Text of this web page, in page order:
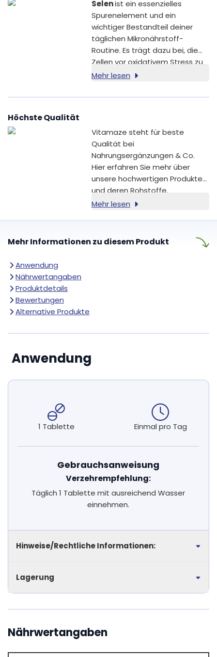
Selenist ein essenzielles
Spurenelement und ein
wichtiger Bestandteil deiner
täglichen Mikronährstoff-
Routine. Es trägt dazu bei, die
Zellen vor oxidativem Stress zu
schützen und unterstützt
Körperfunktionen: Selen trägt zu
normaler Haare und Nägel, zu
einer normalen
Schilddrüsenfunktion sowie zu
einer normalen Spermienbildung
bei [1].
Mehr lesen
Höchste Qualität
Vitamaze steht für beste
Qualität bei
Nahrungsergänzungen & Co.
Hier erfahren Sie mehr über
unsere hochwertigen Produkte
und deren Rohstoffe.
Mehr lesen
Mehr Informationen zu diesem Produkt
Anwendung
Nährwertangaben
Produktdetails
Bewertungen
Alternative Produkte
Anwendung
1 Tablette Einmal pro Tag
Gebrauchsanweisung
Verzehrempfehlung:
Täglich 1 Tablette mit ausreichend Wasser
einnehmen.
Hinweise/Rechtliche Informationen:
Lagerung
Nährwertangaben